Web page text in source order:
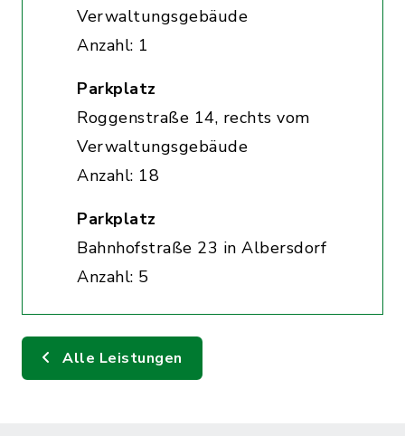
Verwaltungsgebäude
Anzahl: 1
Parkplatz
Roggenstraße 14, rechts vom
Verwaltungsgebäude
Anzahl: 18
Parkplatz
Bahnhofstraße 23 in Albersdorf
Anzahl: 5
Alle Leistungen